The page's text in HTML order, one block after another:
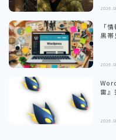
「
黒
雷』